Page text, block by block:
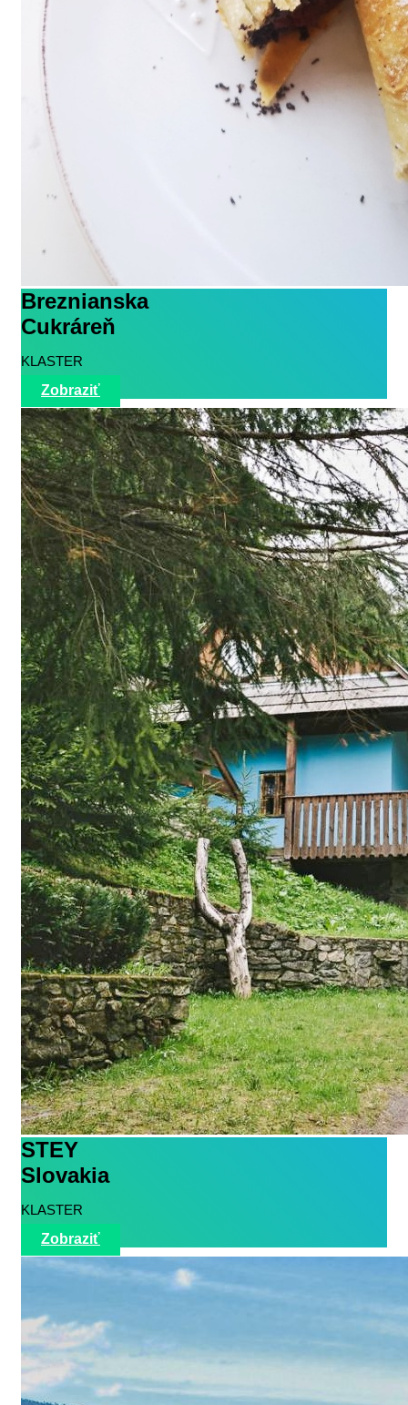
Breznianska
Cukráreň
KLASTER
Zobraziť
STEY
Slovakia
KLASTER
Zobraziť